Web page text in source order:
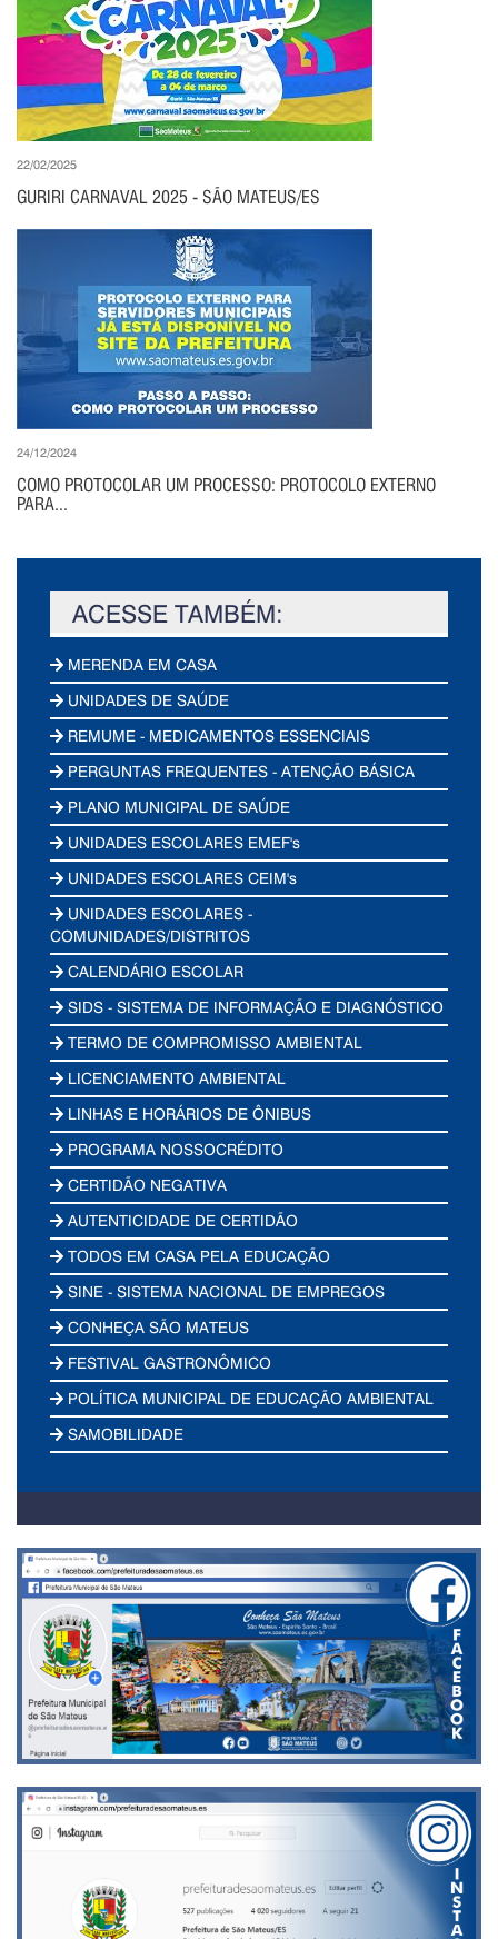
22/02/2025
GURIRI CARNAVAL 2025 - SÃO MATEUS/ES
24/12/2024
COMO PROTOCOLAR UM PROCESSO: PROTOCOLO EXTERNO
PARA...
ACESSE TAMBÉM:
MERENDA EM CASA
UNIDADES DE SAÚDE
REMUME - MEDICAMENTOS ESSENCIAIS
PERGUNTAS FREQUENTES - ATENÇÃO BÁSICA
PLANO MUNICIPAL DE SAÚDE
UNIDADES ESCOLARES EMEF's
UNIDADES ESCOLARES CEIM's
UNIDADES ESCOLARES -
COMUNIDADES/DISTRITOS
CALENDÁRIO ESCOLAR
SIDS - SISTEMA DE INFORMAÇÃO E DIAGNÓSTICO
TERMO DE COMPROMISSO AMBIENTAL
LICENCIAMENTO AMBIENTAL
LINHAS E HORÁRIOS DE ÔNIBUS
PROGRAMA NOSSOCRÉDITO
CERTIDÃO NEGATIVA
AUTENTICIDADE DE CERTIDÃO
TODOS EM CASA PELA EDUCAÇÃO
SINE - SISTEMA NACIONAL DE EMPREGOS
CONHEÇA SÃO MATEUS
FESTIVAL GASTRONÔMICO
POLÍTICA MUNICIPAL DE EDUCAÇÃO AMBIENTAL
SAMOBILIDADE